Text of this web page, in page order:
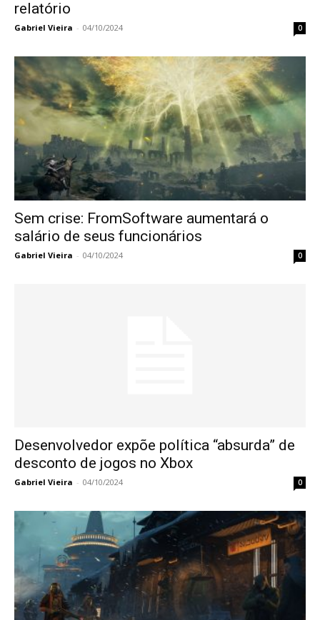
relatório
Gabriel Vieira - 04/10/2024 0
Sem crise: FromSoftware aumentará o
salário de seus funcionários
Gabriel Vieira - 04/10/2024 0
Desenvolvedor expõe política “absurda” de
desconto de jogos no Xbox
Gabriel Vieira - 04/10/2024 0